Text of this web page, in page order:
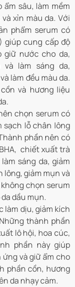
ẩm sâu, làm mềm
xỉn màu da. Với
phẩm serum có
giúp cung cấp độ
giữ nước cho da,
và làm sáng da,
làm đều màu da.
và hương liệu
chọn serum có
sạch lỗ chân lông
phần nên có
chiết xuất trà
sáng da, giảm
lông, giảm mụn và
chọn serum
dầu mụn.
làm dịu, giảm kích
thành phần
lô hội, hoa cúc,
phần này giúp
ứng và giữ ẩm cho
phần cồn, hương
da nhạy cảm.